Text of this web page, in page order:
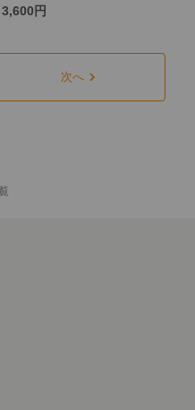
3,600円
次へ